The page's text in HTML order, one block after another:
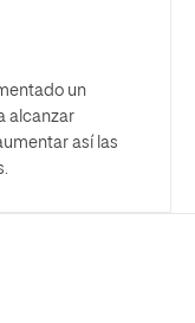
un
alcanzar
así las